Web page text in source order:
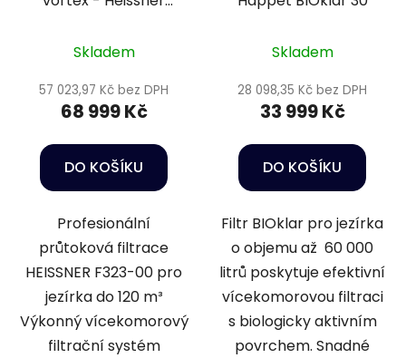
Skladem
57 023,97 Kč bez DPH
68 999 Kč
DO KOŠÍKU
Profesionální
průtoková filtrace
HEISSNER F323-00 pro
jezírka do 120 m³
Výkonný vícekomorový
filtrační systém
Skladem
28 098,35 Kč bez DPH
33 999 Kč
DO KOŠÍKU
Filtr BIOklar pro jezírka
o objemu až 60 000
litrů poskytuje efektivní
vícekomorovou filtraci
s biologicky aktivním
povrchem. Snadné